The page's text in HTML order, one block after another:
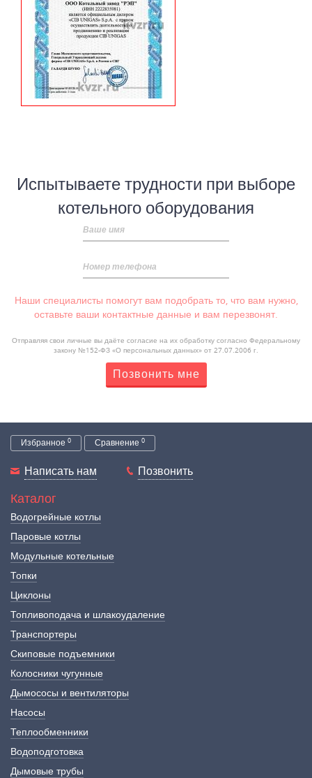
Испытываете трудности при выборе
котельного оборудования
Ваше имя
Номер телефона
Наши специалисты помогут вам подобрать то, что вам нужно,
оставьте ваши контактные данные и вам перезвонят.
Отправляя свои личные вы даёте согласие на их обработку согласно Федеральному
закону №152-ФЗ «О персональных данных» от 27.07.2006 г.
Позвонить мне
Избранное 0 Сравнение 0
Написать нам Позвонить
Каталог
Водогрейные котлы
Паровые котлы
Модульные котельные
Топки
Циклоны
Топливоподача и шлакоудаление
Транспортеры
Скиповые подъемники
Колосники чугунные
Дымососы и вентиляторы
Насосы
Теплообменники
Водоподготовка
Дымовые трубы